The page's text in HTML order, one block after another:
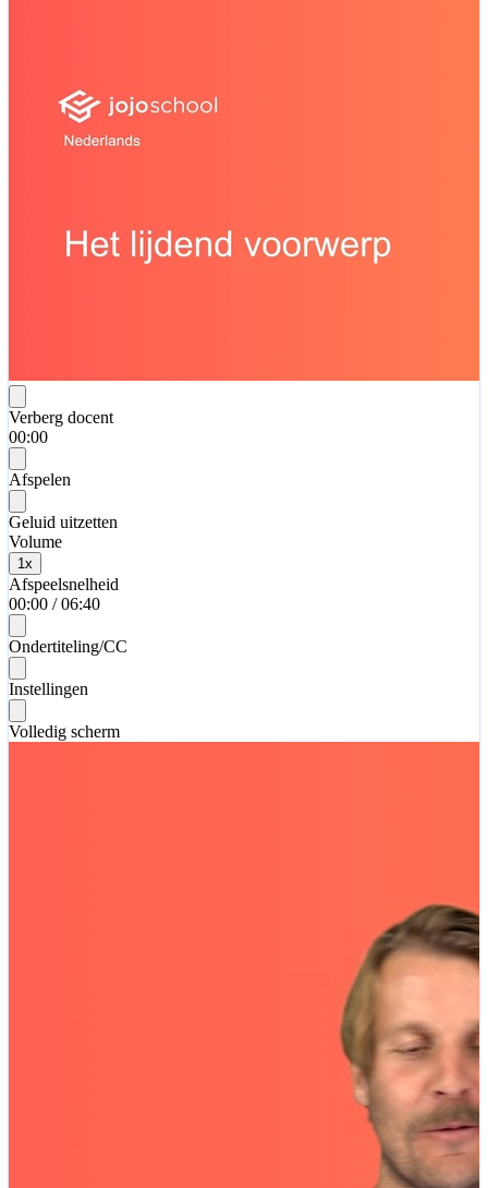
Verberg docent
00:00
Afspelen
Geluid uitzetten
Volume
1 x
Afspeelsnelheid
00:00 / 06:40
Ondertiteling/CC
Instellingen
Volledig scherm